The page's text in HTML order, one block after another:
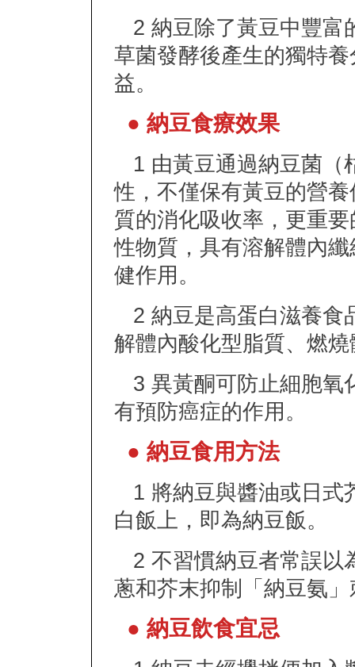
2 納豆除了黃豆中豐富
草菌發酵後產生的獨特
益。
● 納豆食療效果
1 由黃豆通過納豆菌（
性，不僅保有黃豆的營
質的消化吸收率，更重
性物質，具有溶解體內
健作用。
2 納豆是高蛋白滋養食
解體內酸化型脂質、燃
3 異黃酮可防止細胞氧
有預防癌症的作用。
● 納豆食用方法
1 將納豆與醬油或日式
白飯上，即為納豆飯。
2 不習慣納豆者常誤以
蔥和芥末抑制「納豆氨
● 納豆飲食宜忌